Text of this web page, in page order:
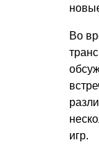
Во
игр.